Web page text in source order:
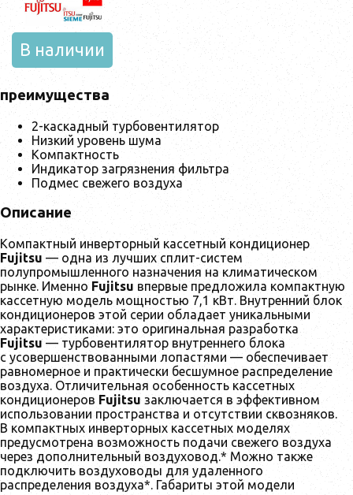
В наличии
преимущества
2-каскадный турбовентилятор
Низкий уровень шума
Компактность
Индикатор загрязнения фильтра
Подмес свежего воздуха
Описание
Компактный инверторный кассетный кондиционер
Fujitsu — одна из лучших сплит-систем
полупромышленного назначения на климатическом
рынке. Именно Fujitsu впервые предложила компактную
кассетную модель мощностью 7,1 кВт. Внутренний блок
кондиционеров этой серии обладает уникальными
характеристиками: это оригинальная разработка
Fujitsu — турбовентилятор внутреннего блока
с усовершенствованными лопастями — обеспечивает
равномерное и практически бесшумное распределение
воздуха. Отличительная особенность кассетных
кондиционеров Fujitsu заключается в эффективном
использовании пространства и отсутствии сквозняков.
В компактных инверторных кассетных моделях
предусмотрена возможность подачи свежего воздуха
через дополнительный воздуховод.* Можно также
подключить воздуховоды для удаленного
распределения воздуха*. Габариты этой модели